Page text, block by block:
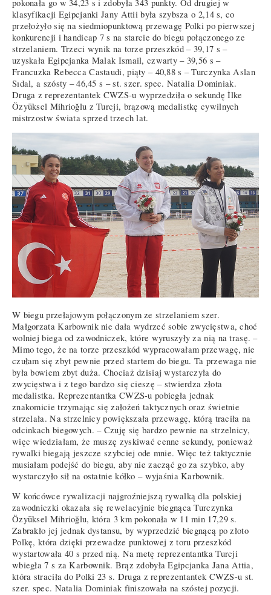
pokonała go w 34,23 s i zdobyła 343 punkty. Od drugiej w
klasyfikacji Egipcjanki Jany Attii była szybsza o 2,14 s, co
przełożyło się na siedmiopunktową przewagę Polki po pierwszej
konkurencji i handicap 7 s na starcie do biegu połączonego ze
strzelaniem. Trzeci wynik na torze przeszkód – 39,17 s –
uzyskała Egipcjanka Malak Ismail, czwarty – 39,56 s –
Francuzka Rebecca Castaudi, piąty – 40,88 s – Turczynka Aslan
Sıdal, a szósty – 46,45 s – st. szer. spec. Natalia Dominiak.
Druga z reprezentantek CWZS-u wyprzedziła o sekundę İlke
Özyüksel Mihrioğlu z Turcji, brązową medalistkę cywilnych
mistrzostw świata sprzed trzech lat.
W biegu przełajowym połączonym ze strzelaniem szer.
Małgorzata Karbownik nie dała wydrzeć sobie zwycięstwa, choć
wolniej biega od zawodniczek, które wyruszyły za nią na trasę. –
Mimo tego, że na torze przeszkód wypracowałam przewagę, nie
czułam się zbyt pewnie przed startem do biegu. Ta przewaga nie
była bowiem zbyt duża. Chociaż dzisiaj wystarczyła do
zwycięstwa i z tego bardzo się cieszę – stwierdza złota
medalistka. Reprezentantka CWZS-u pobiegła jednak
znakomicie trzymając się założeń taktycznych oraz świetnie
strzelała. Na strzelnicy powiększała przewagę, którą traciła na
odcinkach biegowych. – Czuję się bardzo pewnie na strzelnicy,
więc wiedziałam, że muszę zyskiwać cenne sekundy, ponieważ
rywalki biegają jeszcze szybciej ode mnie. Więc też taktycznie
musiałam podejść do biegu, aby nie zacząć go za szybko, aby
wystarczyło sił na ostatnie kółko – wyjaśnia Karbownik.
W końcówce rywalizacji najgroźniejszą rywalką dla polskiej
zawodniczki okazała się rewelacyjnie biegnąca Turczynka
Özyüksel Mihrioğlu, która 3 km pokonała w 11 min 17,29 s.
Zabrakło jej jednak dystansu, by wyprzedzić biegnącą po złoto
Polkę, która dzięki przewadze punktowej z toru przeszkód
wystartowała 40 s przed nią. Na metę reprezentantka Turcji
wbiegła 7 s za Karbownik. Brąz zdobyła Egipcjanka Jana Attia,
która straciła do Polki 23 s. Druga z reprezentantek CWZS-u st.
szer. spec. Natalia Dominiak finiszowała na szóstej pozycji.